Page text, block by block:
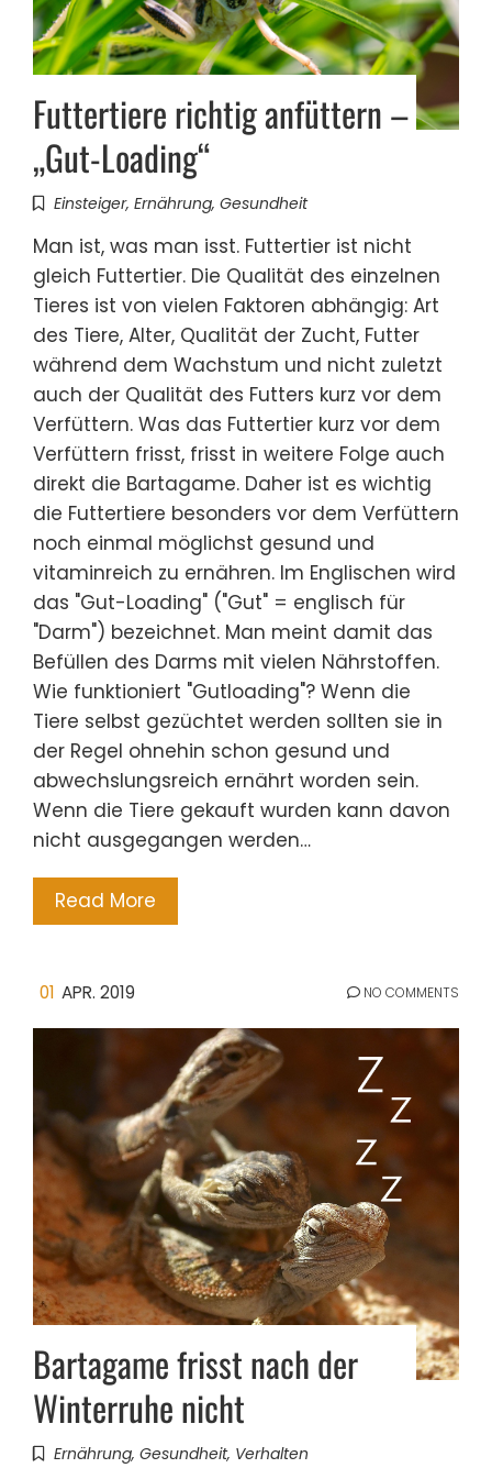
Futtertiere richtig anfüttern –
„Gut-Loading“
Einsteiger, Ernährung, Gesundheit
Man ist, was man isst. Futtertier ist nicht
gleich Futtertier. Die Qualität des einzelnen
Tieres ist von vielen Faktoren abhängig: Art
des Tiere, Alter, Qualität der Zucht, Futter
während dem Wachstum und nicht zuletzt
auch der Qualität des Futters kurz vor dem
Verfüttern. Was das Futtertier kurz vor dem
Verfüttern frisst, frisst in weitere Folge auch
direkt die Bartagame. Daher ist es wichtig
die Futtertiere besonders vor dem Verfüttern
noch einmal möglichst gesund und
vitaminreich zu ernähren. Im Englischen wird
das "Gut-Loading" ("Gut" = englisch für
"Darm") bezeichnet. Man meint damit das
Befüllen des Darms mit vielen Nährstoffen.
Wie funktioniert "Gutloading"? Wenn die
Tiere selbst gezüchtet werden sollten sie in
der Regel ohnehin schon gesund und
abwechslungsreich ernährt worden sein.
Wenn die Tiere gekauft wurden kann davon
nicht ausgegangen werden…
Read More
01 APR. 2019 NO COMMENTS
Bartagame frisst nach der
Winterruhe nicht
Ernährung, Gesundheit, Verhalten